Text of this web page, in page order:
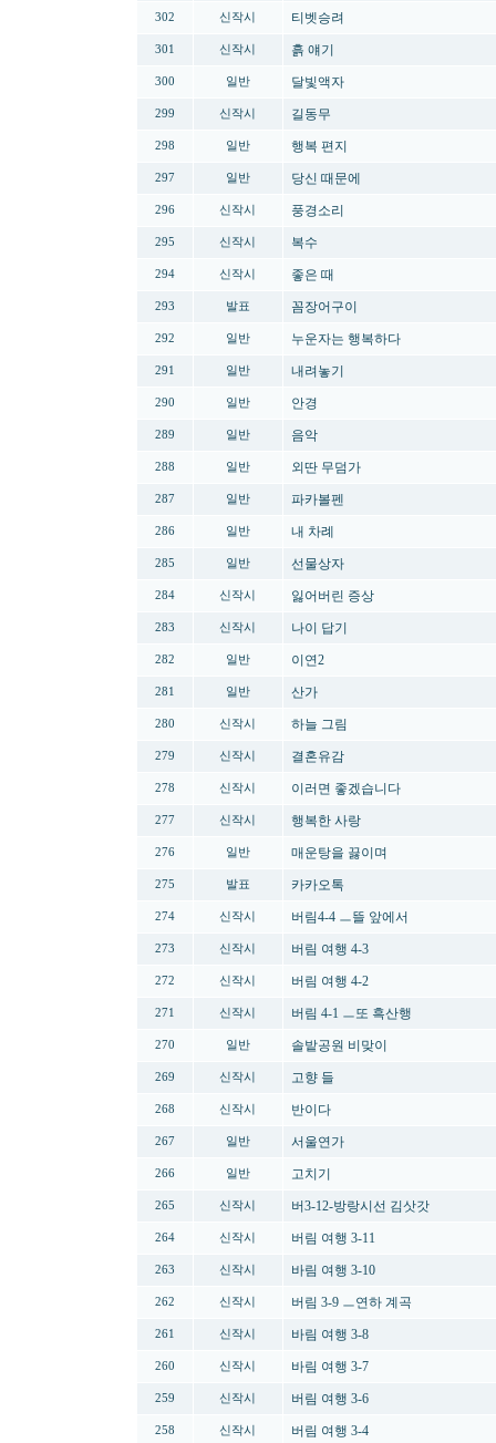
302 신작시 티벳승려
301 신작시 흙 얘기
300 일반 달빛액자
299 신작시 길동무
298 일반 행복 편지
297 일반 당신 때문에
296 신작시 풍경소리
295 신작시 복수
294 신작시 좋은 때
293 발표 꼼장어구이
292 일반 누운자는 행복하다
291 일반 내려놓기
290 일반 안경
289 일반 음악
288 일반 외딴 무덤가
287 일반 파카볼펜
286 일반 내 차례
285 일반 선물상자
284 신작시 잃어버린 증상
283 신작시 나이 답기
282 일반 이연2
281 일반 산가
280 신작시 하늘 그림
279 신작시 결혼유감
278 신작시 이러면 좋겠습니다
277 신작시 행복한 사랑
276 일반 매운탕을 끓이며
275 발표 카카오톡
274 신작시 버림4-4 ㅡ뜰 앞에서
273 신작시 버림 여행 4-3
272 신작시 버림 여행 4-2
271 신작시 버림 4-1 ㅡ또 흑산행
270 일반 솔밭공원 비맞이
269 신작시 고향 들
268 신작시 반이다
267 일반 서울연가
266 일반 고치기
265 신작시 버3-12-방랑시선 김삿갓
264 신작시 버림 여행 3-11
263 신작시 바림 여행 3-10
262 신작시 버림 3-9 ㅡ연하 계곡
261 신작시 바림 여행 3-8
260 신작시 바림 여행 3-7
259 신작시 버림 여행 3-6
258 신작시 버림 여행 3-4